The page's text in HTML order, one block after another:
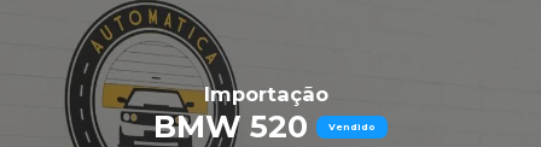
Importação
BMW 520 Vendido